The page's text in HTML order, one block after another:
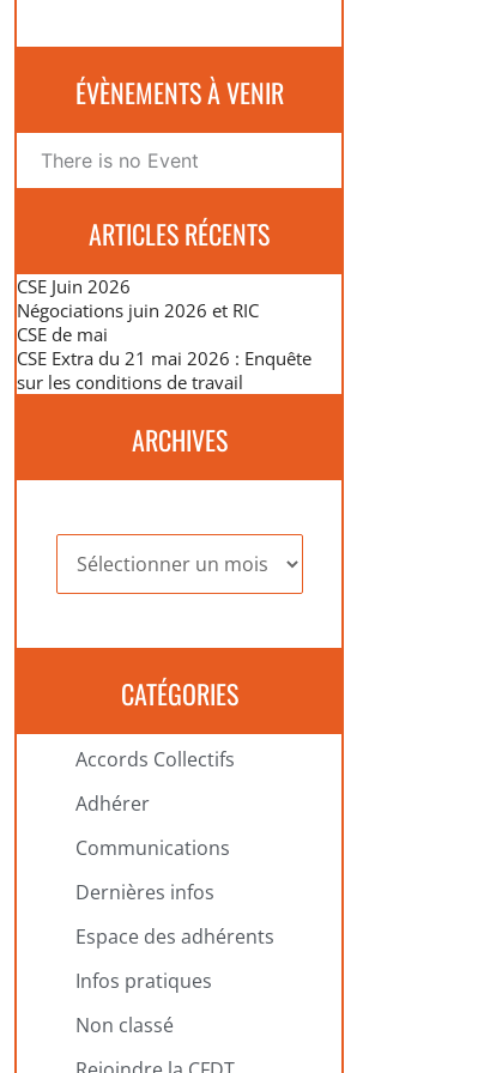
ÉVÈNEMENTS À VENIR
There is no Event
ARTICLES RÉCENTS
CSE Juin 2026
Négociations juin 2026 et RIC
CSE de mai
CSE Extra du 21 mai 2026 : Enquête
sur les conditions de travail
ARCHIVES
CATÉGORIES
Accords Collectifs
Adhérer
Communications
Dernières infos
Espace des adhérents
Infos pratiques
Non classé